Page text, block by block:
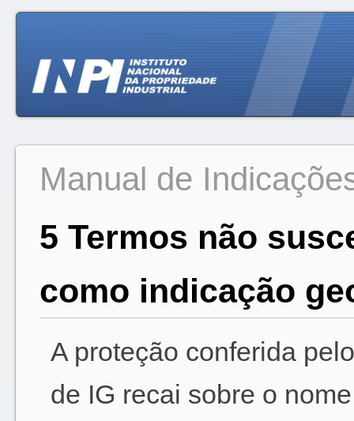
Manual de
5 Termos não
como indicação
A proteção conferida
de IG recai sobre o nome